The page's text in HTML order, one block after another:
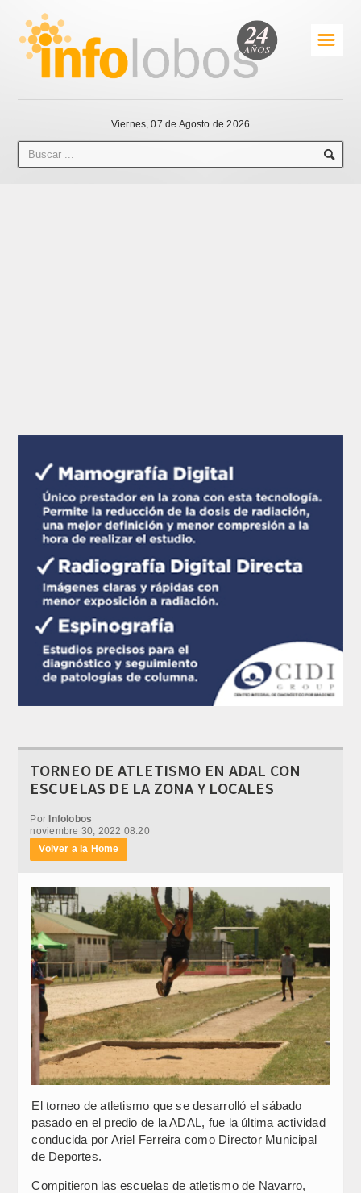
☰
Viernes, 07 de Agosto de 2026
TORNEO DE ATLETISMO EN ADAL CON
ESCUELAS DE LA ZONA Y LOCALES
PorInfolobos
noviembre 30, 2022 08:20
Volver a la Home
El torneo de atletismo que se desarrolló el sábado
pasado en el predio de la ADAL, fue la última actividad
conducida por Ariel Ferreira como Director Municipal
de Deportes.
Compitieron las escuelas de atletismo de Navarro,